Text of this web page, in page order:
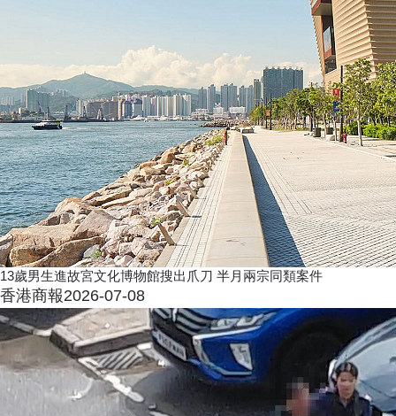
13歲男生進故宮文化博物館搜出爪刀 半月兩宗同類案件
香港商報2026-07-08